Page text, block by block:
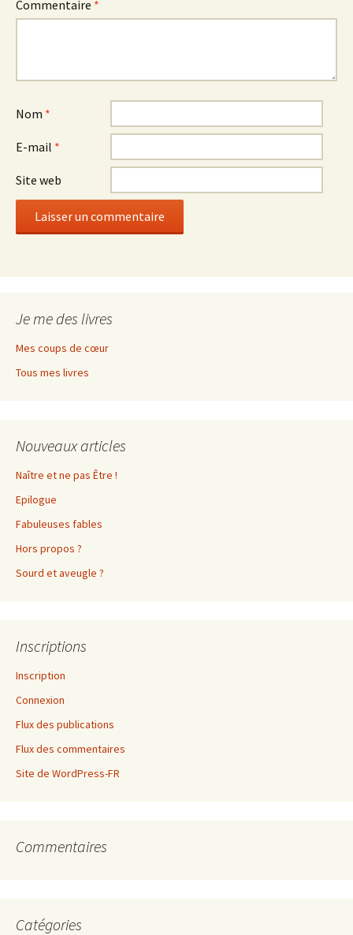
Commentaire *
Nom *
E-mail *
Site web
Je me des livres
Mes coups de cœur
Tous mes livres
Nouveaux articles
Naître et ne pas Être !
Epilogue
Fabuleuses fables
Hors propos ?
Sourd et aveugle ?
Inscriptions
Inscription
Connexion
Flux des publications
Flux des commentaires
Site de WordPress-FR
Commentaires
Catégories